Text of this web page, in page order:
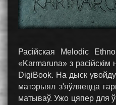
Расійская Melodic
«Karmaruna» з
DigiBook. На дыск
матэрыял з'яўляецца
матываў. Ужо цяпер для